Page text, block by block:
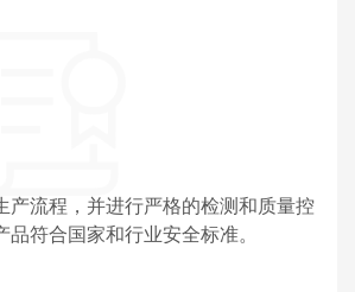
产流程，并进行严格的检测和质量控
品符合国家和行业安全标准。